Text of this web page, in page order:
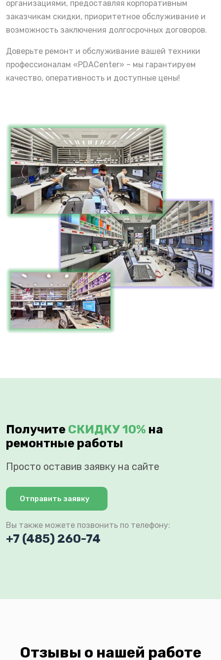
организациями, предоставляя корпоративным
заказчикам скидки, приоритетное обслуживание и
возможность заключения долгосрочных договоров.
Доверьте ремонт и обслуживание вашей техники
профессионалам «PDACenter» – мы гарантируем
качество, оперативность и доступные цены!
Получите СКИДКУ 10% на
ремонтные работы
Просто оставив заявку на сайте
Отправить заявку
Вы также можете позвонить по телефону:
+7 (485) 260-74
Отзывы о нашей работе